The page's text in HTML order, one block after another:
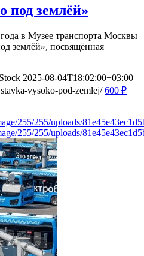
под землёй»
в Музее транспорта Москвы
землёй», посвящённая
2025-08-04T18:02:00+03:00
vysoko-pod-zemlej/ 600 ₽
255/255/uploads/
255/255/uploads/